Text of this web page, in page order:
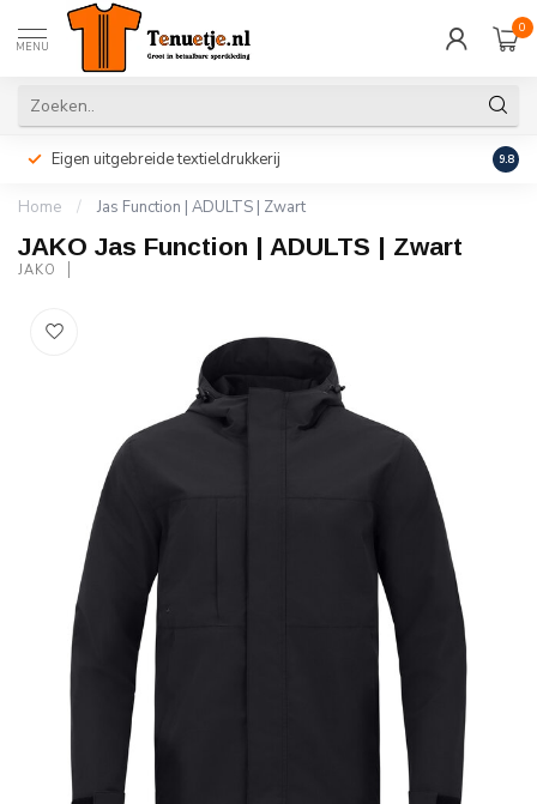
MENU
0
Eigen uitgebreide textieldrukkerij 9.8
Home / Jas Function | ADULTS | Zwart
JAKO Jas Function | ADULTS | Zwart
JAKO